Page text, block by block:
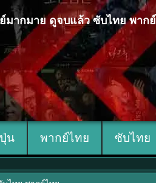
มากมาย ดูจบแล้ว ซับไทย พา
น พากย์ไทย ซับไทย